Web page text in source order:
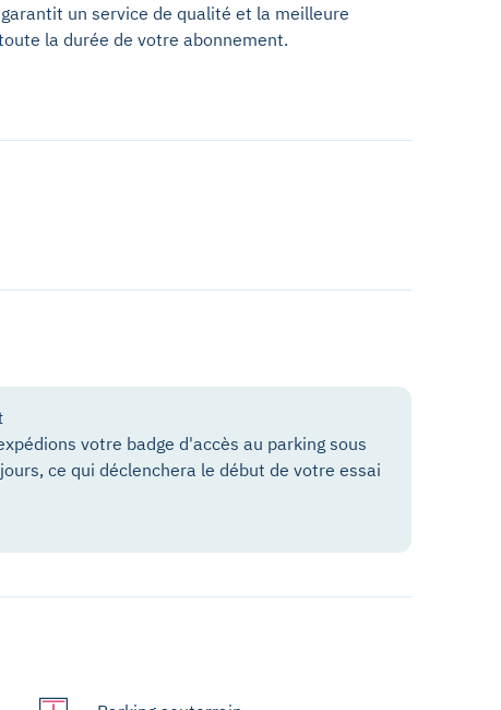
un service de qualité et la meilleure
la durée de votre abonnement.
votre badge d'accès au parking sous
ce qui déclenchera le début de votre essai